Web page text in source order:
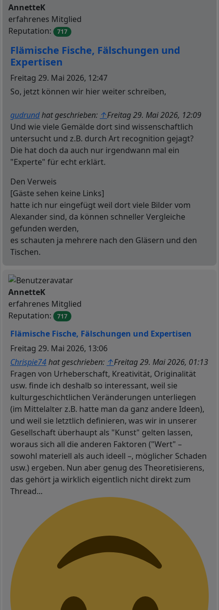
AnnetteK
erfahrenes Mitglied
Reputation:
717
Flämische Fische, Fälschungen und
Expertisen
Beitrag
Freitag 29. Mai 2026, 12:47
So, jetzt können wir hier weiter schreiben,
gudrundhat geschrieben: ↑Freitag 29. Mai 2026, 12:09
Und wie viele Gemälde dort sind wissenschaftlich
untersucht und z.B. durch Art recognition gejagt?
Die hat doch da auch nur irgendwann mal ein
"Experte" für echt erklärt.
Den Verweis
[Gäste sehen keine Links]
hatte ich nur eingefügt weil dort viele Bilder vom
Alexander sind, da können schneller Vergleiche
gefunden werden,
es schauten ja mehrere nach den Gläsern und den
Tischen.
AnnetteKOffline
erfahrenes Mitglied
Reputation:
717
Flämische Fische, Fälschungen und Expertisen
Beitrag
Freitag 29. Mai 2026, 13:06
Chrispie74hat geschrieben: ↑Freitag 29. Mai 2026, 01:13
Fragen von Urheberschaft, Kreativität, Originalität
usw. finde ich deshalb so interessant, weil sie
kulturgeschichtlichen Veränderungen unterliegen
(im Mittelalter z.B. hatte man da ganz andere Ideen),
und weil sie letztlich definieren, was wir in unserer
Gesellschaft überhaupt als "Kunst" gelten lassen,
woraus sich all die anderen Faktoren ("Wert" –
sowohl materiell als auch ideell –, möglicher Schaden
usw.) ergeben. Nun aber genug des Theoretisierens,
das gehört ja wirklich eigentlich nicht direkt zum
Thread...